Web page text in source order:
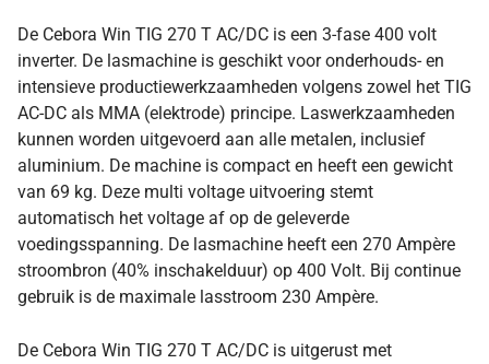
De Cebora Win TIG 270 T AC/DC is een 3-fase 400 volt
inverter. De lasmachine is geschikt voor onderhouds- en
intensieve productiewerkzaamheden volgens zowel het TIG
AC-DC als MMA (elektrode) principe. Laswerkzaamheden
kunnen worden uitgevoerd aan alle metalen, inclusief
aluminium. De machine is compact en heeft een gewicht
van 69 kg. Deze multi voltage uitvoering stemt
automatisch het voltage af op de geleverde
voedingsspanning. De lasmachine heeft een 270 Ampère
stroombron (40% inschakelduur) op 400 Volt. Bij continue
gebruik is de maximale lasstroom 230 Ampère.
De Cebora Win TIG 270 T AC/DC is uitgerust met